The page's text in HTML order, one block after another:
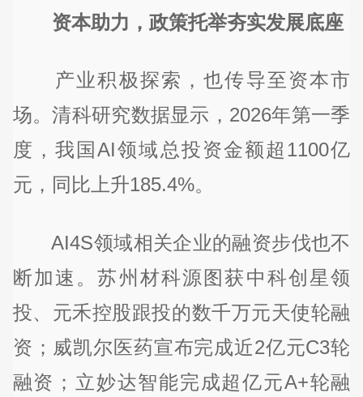
资本助力，政策托举夯实发展底座
产业积极探索，也传导至资本市
场。清科研究数据显示，2026年第一季
度，我国AI领域总投资金额超1100亿
元，同比上升185.4%。
AI4S领域相关企业的融资步伐也不
断加速。苏州材科源图获中科创星领
投、元禾控股跟投的数千万元天使轮融
资；威凯尔医药宣布完成近2亿元C3轮
融资；立妙达智能完成超亿元A+轮融